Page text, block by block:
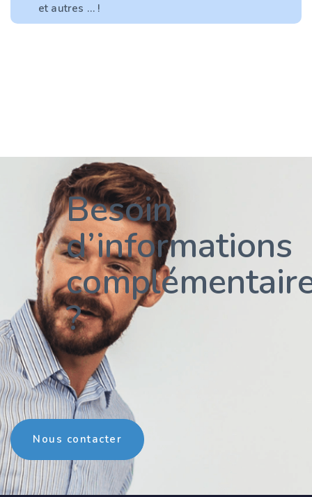
et autres … !
Besoin
d’informations
?
Nous contacter